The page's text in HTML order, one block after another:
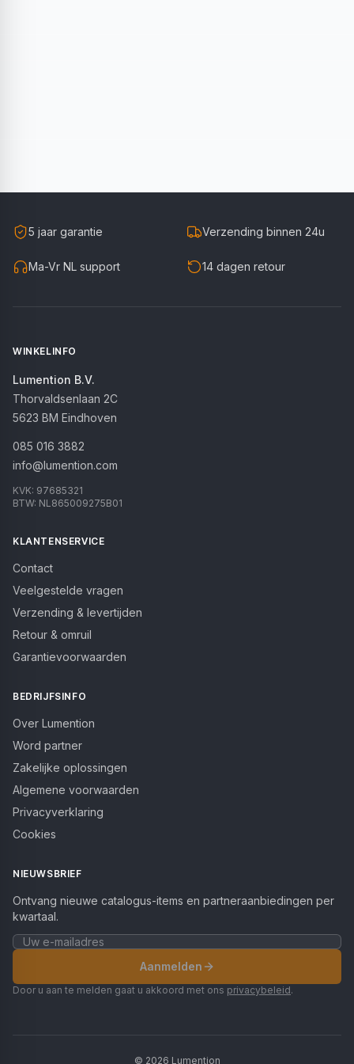
5 jaar garantie Verzending binnen 24u
Ma-Vr NL support 14 dagen retour
WINKELINFO
Lumention B.V.
Thorvaldsenlaan 2C
5623 BM Eindhoven
085 016 3882
info@lumention.com
KVK: 97685321
BTW: NL865009275B01
KLANTENSERVICE
Contact
Veelgestelde vragen
Verzending & levertijden
Retour & omruil
Garantievoorwaarden
BEDRIJFSINFO
Over Lumention
Word partner
Zakelijke oplossingen
Algemene voorwaarden
Privacyverklaring
Cookies
NIEUWSBRIEF
Ontvang nieuwe catalogus-items en partneraanbiedingen per
kwartaal.
Aanmelden
Door u aan te melden gaat u akkoord met ons privacybeleid.
© 2026 Lumention